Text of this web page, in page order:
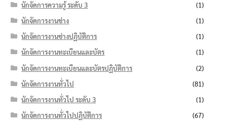
นักจัดการความรู้ ระดับ 3
(1)
นักจัดการงานช่าง
(1)
นักจัดการงานช่างปฏิบัติการ
(1)
นักจัดการงานทะเบียนและบัตร
(1)
นักจัดการงานทะเบียนและบัตรปฏิบัติการ
(2)
นักจัดการงานทั่วไป
(81)
นักจัดการงานทั่วไป ระดับ 3
(1)
นักจัดการงานทั่วไปปฏิบัติการ
(67)